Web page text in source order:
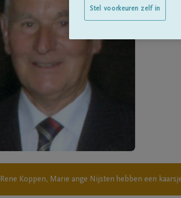
Rene Koppen, Marie ange Nijsten hebben een
Stel voorkeuren zelf in